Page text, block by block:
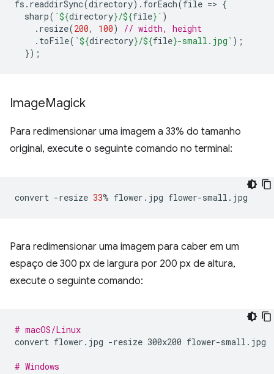
fs . readdirSync(directory). forEach(file => {
sharp( `${directory}/${file} ` )
. resize(200, 100)
// width, height
. toFile( `${directory}/${file}-small.jpg` );
});
ImageMagick
Para redimensionar uma imagem a 33% do tamanho
original, execute o seguinte comando no terminal:
convert -resize 33% flower.jpg
Para redimensionar uma imagem para caber em um
espaço de 300 px de largura por 200 px de altura,
execute o seguinte comando:
# macOS/Linux
convert flower.jpg -resize 300x200 flower-small.jpg
# Windows